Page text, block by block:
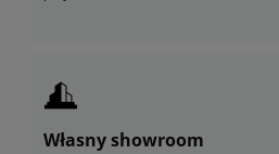
Własny showroom